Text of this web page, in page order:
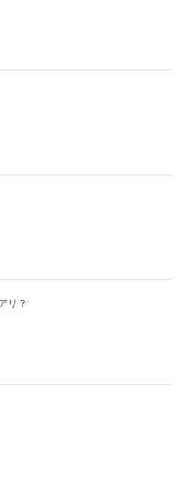
リ？